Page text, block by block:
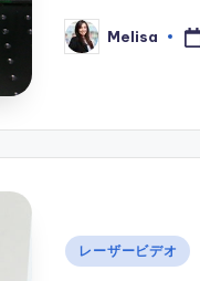
Posted
by
Melisa
Posted
レーザービデオ